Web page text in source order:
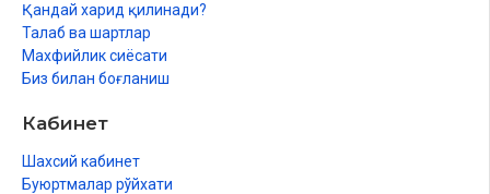
Қандай харид қилинади?
Талаб ва шартлар
Махфийлик сиёсати
Биз билан боғланиш
Кабинет
Шахсий кабинет
Буюртмалар рўйхати